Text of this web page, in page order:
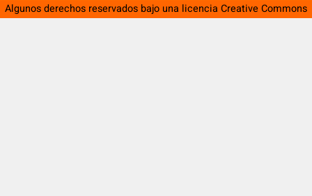
Algunos derechos reservados bajo una licencia Creative Commons